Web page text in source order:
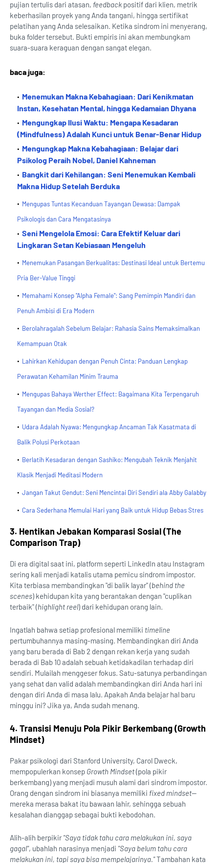
pujian tertulis dari atasan, feedback positif dari klien, metrik
keberhasilan proyek yang Anda tangani, hingga sertifikat
pelatihan yang Anda selesaikan. Ketika sindrom ini menyerang,
buka folder tersebut. Bukti empiris ini akan membungkam
suara-suara keraguan dengan sangat elegan.
baca juga:
Menemukan Makna Kebahagiaan: Dari Kenikmatan
Instan, Kesehatan Mental, hingga Kedamaian Dhyana
Mengungkap Ilusi Waktu: Mengapa Kesadaran
(Mindfulness) Adalah Kunci untuk Benar-Benar Hidup
Mengungkap Makna Kebahagiaan: Belajar dari
Psikolog Peraih Nobel, Daniel Kahneman
Bangkit dari Kehilangan: Seni Menemukan Kembali
Makna Hidup Setelah Berduka
Mengupas Tuntas Kecanduan Tayangan Dewasa: Dampak
Psikologis dan Cara Mengatasinya
Seni Mengelola Emosi: Cara Efektif Keluar dari
Lingkaran Setan Kebiasaan Mengeluh
Menemukan Pasangan Berkualitas: Destinasi Ideal untuk Bertemu
Pria Ber-Value Tinggi
Memahami Konsep "Alpha Female": Sang Pemimpin Mandiri dan
Penuh Ambisi di Era Modern
Berolahragalah Sebelum Belajar: Rahasia Sains Memaksimalkan
Kemampuan Otak
Lahirkan Kehidupan dengan Penuh Cinta: Panduan Lengkap
Perawatan Kehamilan Minim Trauma
Mengupas Bahaya Werther Effect: Bagaimana Kita Terpengaruh
Tayangan dan Media Sosial?
Udara Adalah Nyawa: Mengungkap Ancaman Tak Kasatmata di
Balik Polusi Perkotaan
Berlatih Kesadaran dengan Sashiko: Mengubah Teknik Menjahit
Klasik Menjadi Meditasi Modern
Jangan Takut Gendut: Seni Mencintai Diri Sendiri ala Abby Galabby
Cara Sederhana Memulai Hari yang Baik untuk Hidup Bebas Stres
3. Hentikan Jebakan Komparasi Sosial (The
Comparison Trap)
Di era digital saat ini, platform seperti LinkedIn atau Instagram
sering kali menjadi katalis utama pemicu sindrom impostor.
Kita terbiasa membandingkan "di balik layar" (behind the
scenes) kehidupan kita yang berantakan dengan "cuplikan
terbaik" (highlight reel) dari kehidupan orang lain.
Ingatlah bahwa setiap profesional memiliki timeline
pertumbuhannya masing-masing. Membandingkan diri Anda
yang baru berada di Bab 2 dengan rekan kerja yang sudah
berada di Bab 10 adalah sebuah ketidakadilan terhadap diri
sendiri. Mulailah menggeser fokus. Satu-satunya perbandingan
yang sehat dan valid adalah membandingkan diri Anda hari ini
dengan diri Anda di masa lalu. Apakah Anda belajar hal baru
minggu ini? Jika ya, Anda sudah menang.
4. Transisi Menuju Pola Pikir Berkembang (Growth
Mindset)
Pakar psikologi dari Stanford University, Carol Dweck,
mempopulerkan konsep Growth Mindset(pola pikir
berkembang) yang menjadi musuh alami dari sindrom impostor.
Orang dengan sindrom ini biasanya memiliki fixed mindset—
mereka merasa bakat itu bawaan lahir, sehingga sebuah
kesalahan dianggap sebagai bukti kebodohan.
Alih-alih berpikir "Saya tidak tahu cara melakukan ini, saya
gagal", ubahlah narasinya menjadi "Saya belum tahu cara
melakukan ini, tapi saya bisa mempelajarinya."Tambahan kata